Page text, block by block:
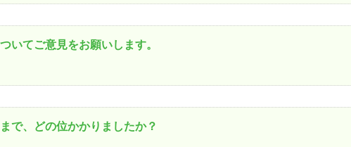
いてご意見をお願いします。
で、どの位かかりましたか？